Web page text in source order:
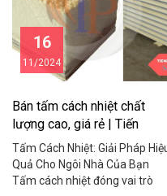
16
11/2024
Bán tấm cách nhiệt chất
lượng cao, giá rẻ | Tiến
Phong Plastic
Tấm Cách Nhiệt: Giải Pháp
Quả Cho Ngôi Nhà Của Bạn
Tấm cách nhiệt đóng vai trò